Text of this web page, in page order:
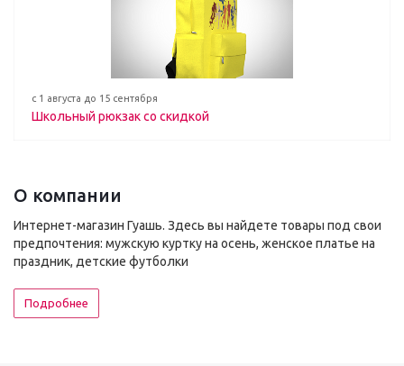
с 1 августа до 15 сентября
Школьный рюкзак со скидкой
О компании
Интернет-магазин Гуашь. Здесь вы найдете товары под свои
предпочтения: мужскую куртку на осень, женское платье на
праздник, детские футболки
Подробнее